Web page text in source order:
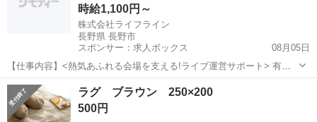
時給1,100円～
株式会社ライフライン
長野県 長野市
スポンサー：求人ボックス
08月05日
【仕事内容】<熱気あふれる会場を支える!ライブ運営サポート> 有名
アーティストのライブやコンサート会場で、来場者のご案内やグッズ
販売などのサポート業務を行います。 <働きやすいポイント> ・1日だ
けのド短期OK!空いた日だけサクッ...
アルバイト・パート
ラグ ブラウン 250×200
500円